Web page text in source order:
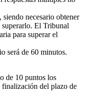
necesario obtener
El Tribunal
para superar el
será de 60 minutos.
de 10 puntos los
finalización del plazo de